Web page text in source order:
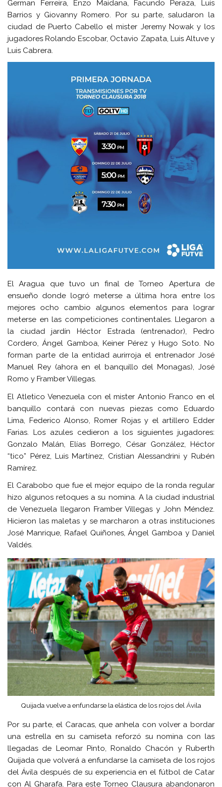
German Ferreira, Enzo Maidana, Facundo Peraza, Luis
Barrios y Giovanny Romero. Por su parte, saludaron la
ciudad de Puerto Cabello el mister Jeremy Nowak y los
jugadores Rolando Escobar, Octavio Zapata, Luis Altuve y
Luis Cabrera.
El Aragua que tuvo un final de Torneo Apertura de
ensueño donde logró meterse a última hora entre los
mejores ocho cambio algunos elementos para lograr
meterse en las competiciones continentales. Llegaron a
la ciudad jardín Héctor Estrada (entrenador), Pedro
Cordero, Ángel Gamboa, Keiner Pérez y Hugo Soto. No
forman parte de la entidad aurirroja el entrenador José
Manuel Rey (ahora en el banquillo del Monagas), José
Romo y Framber Villegas.
El Atletico Venezuela con el mister Antonio Franco en el
banquillo contará con nuevas piezas como Eduardo
Lima, Federico Alonso, Romer Rojas y el artillero Edder
Farias. Los azules cedieron a los siguientes jugadores:
Gonzalo Malán, Elías Borrego, César González, Héctor
“tico” Pérez, Luis Martínez, Cristian Alessandrini y Rubén
Ramírez.
El Carabobo que fue el mejor equipo de la ronda regular
hizo algunos retoques a su nomina. A la ciudad industrial
de Venezuela llegaron Framber Villegas y John Méndez.
Hicieron las maletas y se marcharon a otras instituciones
José Manrique, Rafael Quiñones, Ángel Gamboa y Daniel
Valdés.
Quijada vuelve a enfundarse la elástica de los rojos del Ávila
Por su parte, el Caracas, que anhela con volver a bordar
una estrella en su camiseta reforzó su nomina con las
llegadas de Leomar Pinto, Ronaldo Chacón y Ruberth
Quijada que volverá a enfundarse la camiseta de los rojos
del Ávila después de su experiencia en el fútbol de Catar
con Al Gharafa. Para este Torneo Clausura abandonaron